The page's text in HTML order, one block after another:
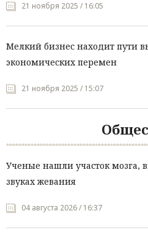
21 ноября 2025 / 16:05
Мелкий бизнес находит пути
экономических перемен
21 ноября 2025 / 15:07
Ученые нашли участок мозга,
звуках жевания
04 августа 2026 / 16:37